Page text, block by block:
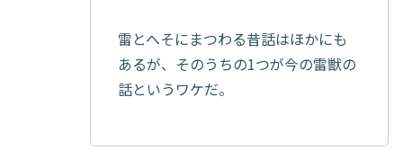
雷とへそにまつわる昔話はほかにも
あるが、そのうちの1つが今の雷獣の
話というワケだ。